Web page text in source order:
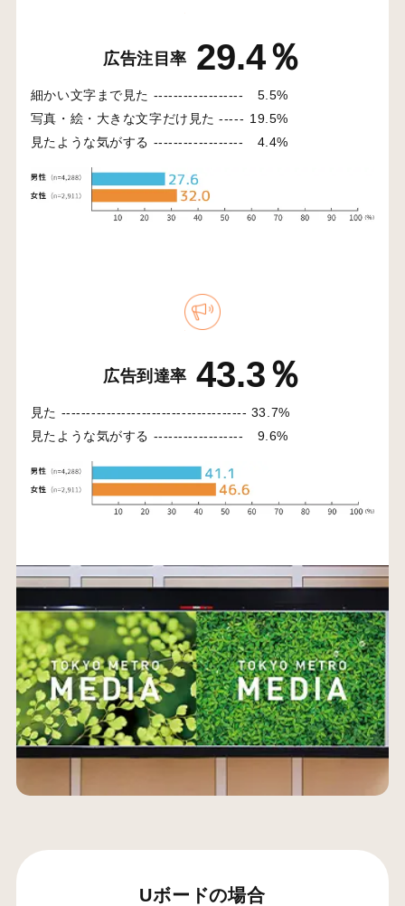
広告注目率 29.4％
細かい文字まで見た ------------------
5.5%
写真・絵・大きな文字だけ見た ----- 19.5%
見たような気がする ------------------
4.4%
広告到達率 43.3％
見た ------------------------------------- 33.7%
見たような気がする ------------------
9.6%
Uボードの場合